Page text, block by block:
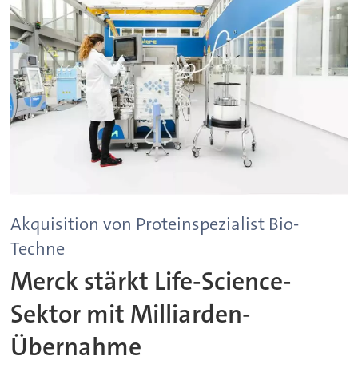
Akquisition von Proteinspezialist Bio-
Techne
Merck stärkt Life-Science-
Sektor mit Milliarden-
Übernahme